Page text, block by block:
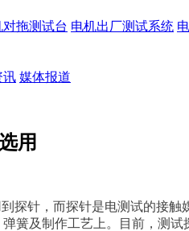
对拖测试台 电机出厂测试系统
讯 媒体报道
用
针，而探针是电测试的接触
簧及制作工艺上。目前，测